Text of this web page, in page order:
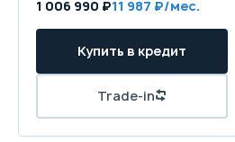
1 006 990 ₽11 987